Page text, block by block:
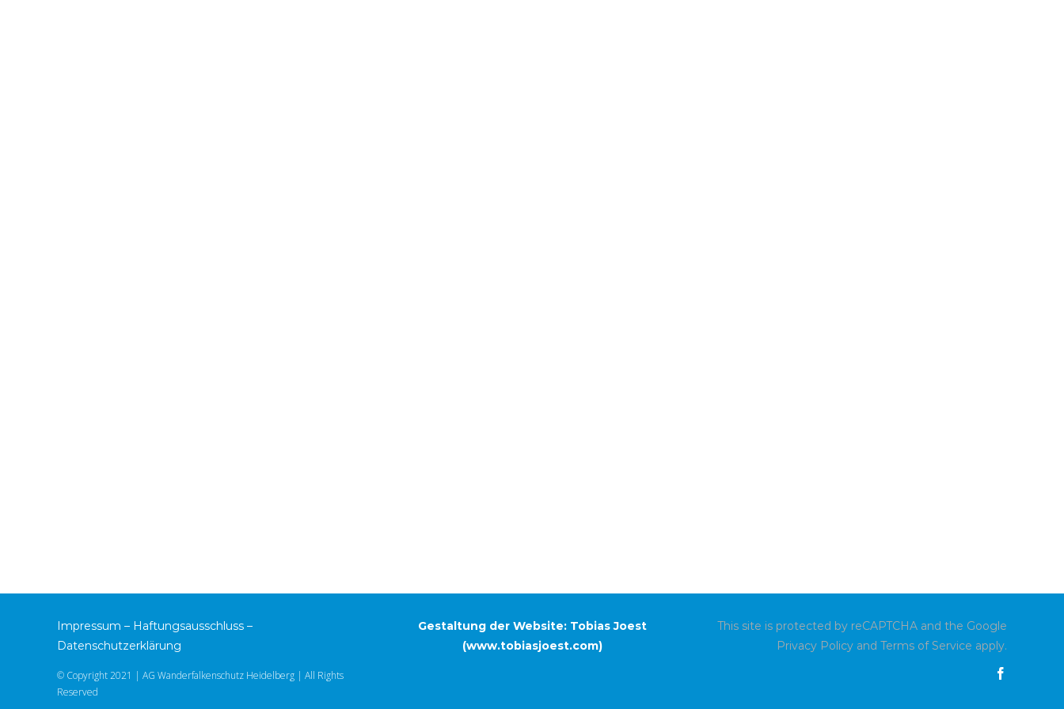
Impressum – Haftungsausschluss –
Datenschutzerklärung
© Copyright 2021 | AG Wanderfalkenschutz Heidelberg | All Rights
Reserved
Gestaltung der Website: Tobias Joest
(www.tobiasjoest.com)
This site is protected by reCAPTCHA and the Google
Privacy Policy and Terms of Service apply.